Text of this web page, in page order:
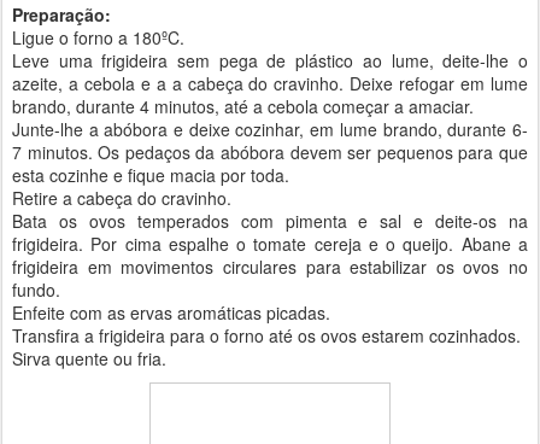
Preparação:
Ligue o forno a 180ºC.
Leve uma frigideira sem pega de plástico ao lume, deite-lhe o
azeite, a cebola e a a cabeça do cravinho. Deixe refogar em lume
brando, durante 4 minutos, até a cebola começar a amaciar.
Junte-lhe a abóbora e deixe cozinhar, em lume brando, durante 6-
7 minutos. Os pedaços da abóbora devem ser pequenos para que
esta cozinhe e fique macia por toda.
Retire a cabeça do cravinho.
Bata os ovos temperados com pimenta e sal e deite-os na
frigideira. Por cima espalhe o tomate cereja e o queijo. Abane a
frigideira em movimentos circulares para estabilizar os ovos no
fundo.
Enfeite com as ervas aromáticas picadas.
Transfira a frigideira para o forno até os ovos estarem cozinhados.
Sirva quente ou fria.